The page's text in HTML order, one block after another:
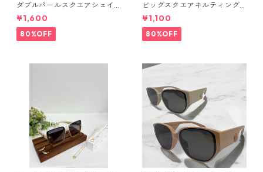
ダブルパールスクエアシェイ
プサングラス(Dark brown) **
SinSin*
¥1,600
80%OFF
ビッグスクエアキルティング
サングラス** SinSin*
¥1,100
80%OFF